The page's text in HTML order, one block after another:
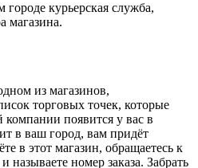
курьерская служба,
магазина.
из магазинов,
торговых точек, которые
появится у вас в
в ваш город, вам придёт
в этот магазин, обращаетесь к
называете номер заказа. Забрать